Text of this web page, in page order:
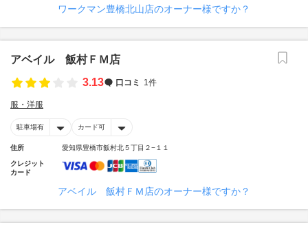
ワークマン豊橋北山店のオーナー様ですか？
アベイル 飯村ＦＭ店
3.13
口コミ 1件
服・洋服
駐車場有 カード可
住所 愛知県豊橋市飯村北５丁目２−１１
クレジット
カード
アベイル 飯村ＦＭ店のオーナー様ですか？